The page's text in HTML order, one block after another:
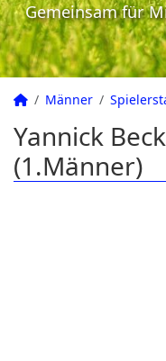
Gemeinsam für
Männer
Yannick
(1.Männer)